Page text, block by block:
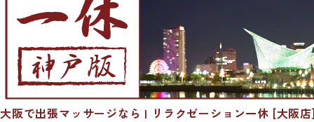
大阪で出張マッサージなら | リラクゼーション一休 [大阪